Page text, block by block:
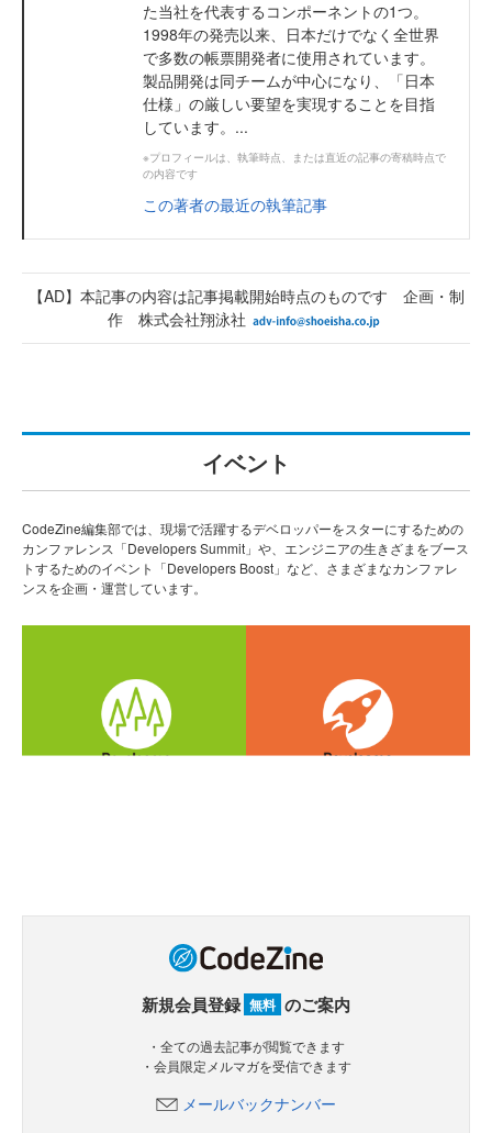
た当社を代表するコンポーネントの1つ。
1998年の発売以来、日本だけでなく全世界
で多数の帳票開発者に使用されています。
製品開発は同チームが中心になり、「日本
仕様」の厳しい要望を実現することを目指
しています。...
※プロフィールは、執筆時点、または直近の記事の寄稿時点で
の内容です
この著者の最近の執筆記事
【AD】本記事の内容は記事掲載開始時点のものです 企画・制
作 株式会社翔泳社
イベント
CodeZine編集部では、現場で活躍するデベロッパーをスターにするための
カンファレンス「Developers Summit」や、エンジニアの生きざまをブース
トするためのイベント「Developers Boost」など、さまざまなカンファレ
ンスを企画・運営しています。
新規会員登録 無料 のご案内
・全ての過去記事が閲覧できます
・会員限定メルマガを受信できます
メールバックナンバー